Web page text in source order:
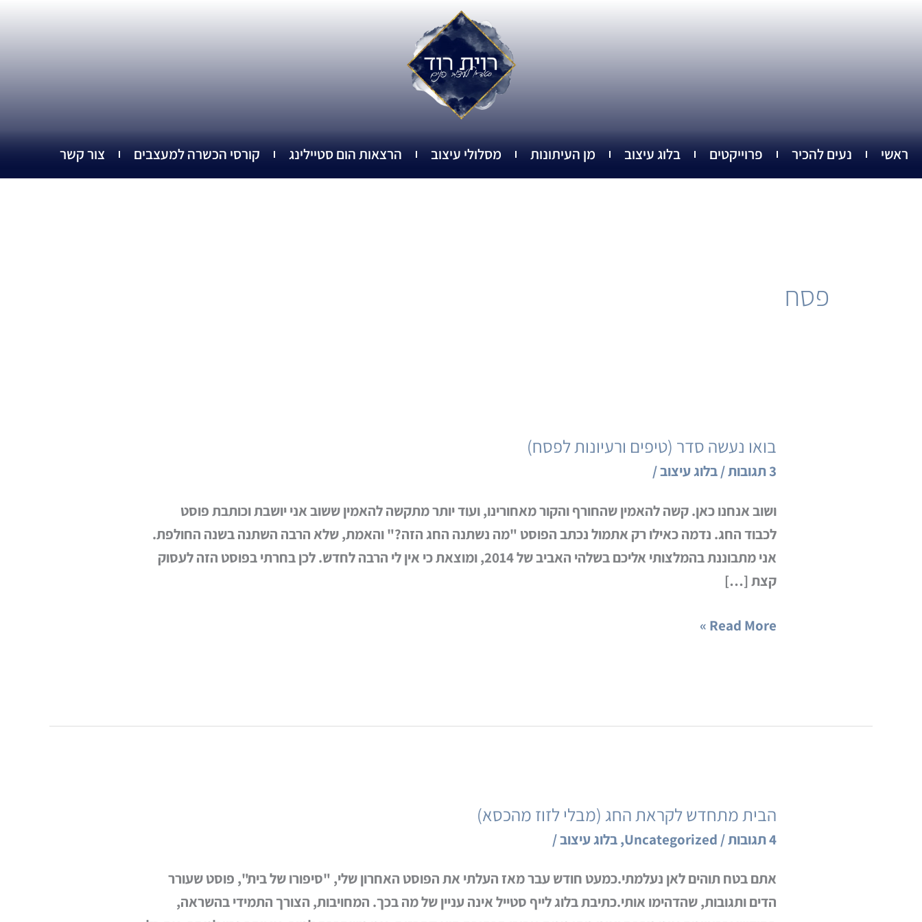
ראשי נעים להכיר פרוייקטים בלוג עיצוב מן העיתונות מסלולי עיצוב הרצאות הום סטיילינג קורסי הכשרה למעצבים צור קשר
פסח
בואו נעשה סדר (טיפים ורעיונות לפסח)
3 תגובות /בלוג עיצוב/
ושוב אנחנו כאן. קשה להאמין שהחורף והקור מאחורינו, ועוד יותר מתקשה להאמין ששוב אני יושבת וכותבת פוסט
לכבוד החג. נדמה כאילו רק אתמול נכתב הפוסט "מה נשתנה החג הזה?" והאמת, שלא הרבה השתנה בשנה החולפת.
אני מתבוננת בהמלצותי אליכם בשלהי האביב של 2014, ומוצאת כי אין לי הרבה לחדש. לכן בחרתי בפוסט הזה לעסוק
קצת […]
בואו
נעשה
(טיפים
ורעיונות
לפסח)
Read More »
הבית מתחדש לקראת החג (מבלי לזוז מהכסא)
4 תגובות /
Uncategorized
,בלוג עיצוב/
אתם בטח תוהים לאן נעלמתי.כמעט חודש עבר מאז העלתי את הפוסט האחרון שלי, "סיפורו של בית", פוסט שעורר
הדים ותגובות, שהדהימו אותי.כתיבת בלוג לייף סטייל אינה עניין של מה בכך. המחויבות, הצורך התמידי בהשראה,
הבית
מתחדש
החג
(מבלי